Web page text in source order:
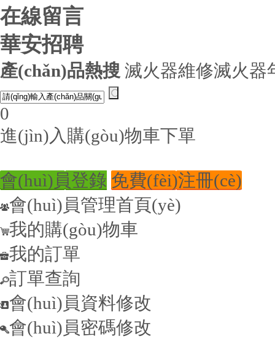
在線留言
華安招聘
產(chǎn)品熱搜 滅火器維修滅火器
0
進(jìn)入購(gòu)物車下單
會(huì)員登錄 免費(fèi)注冊(cè)
會(huì)員管理首頁(yè)
我的購(gòu)物車
我的訂單
訂單查詢
會(huì)員資料修改
會(huì)員密碼修改